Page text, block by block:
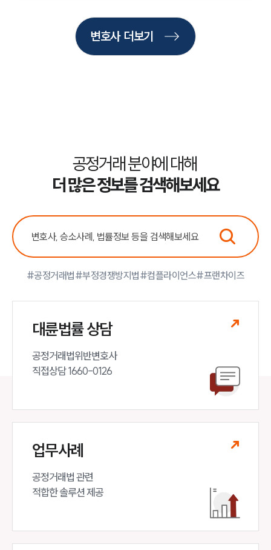
뉴스레터/브로슈어
세미나
변호사 더보기
공정거래 분야에 대해
더 많은 정보를 검색해보세요
#공정거래법#부정경쟁방지법#컴플라이언스#프랜차이즈
대륜법률 상담
공정거래법위반변호사
직접상담 1660-0126
업무사례
공정거래법 관련
적합한 솔루션 제공